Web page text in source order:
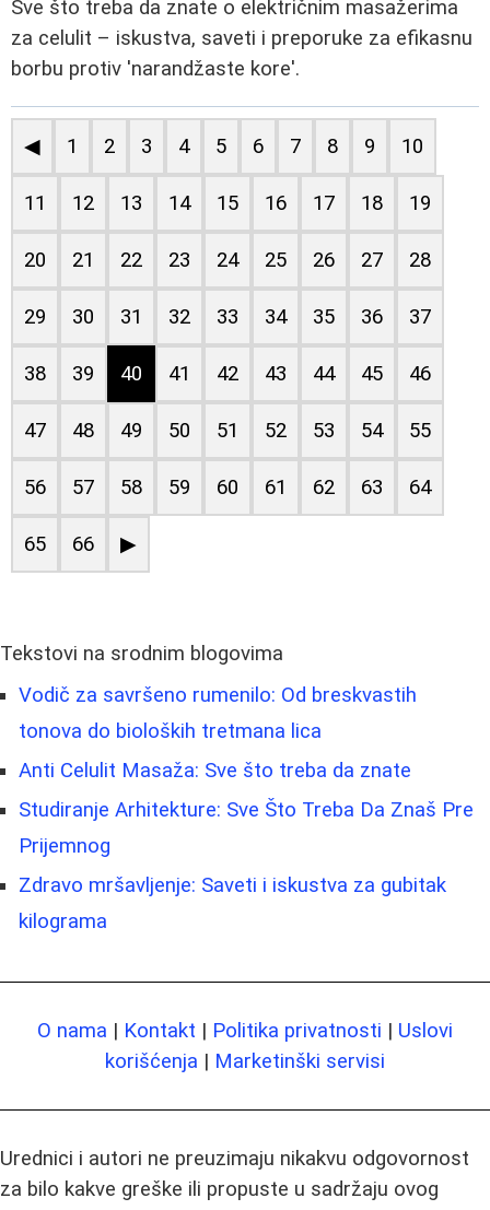
Sve što treba da znate o električnim masažerima
za celulit – iskustva, saveti i preporuke za efikasnu
borbu protiv 'narandžaste kore'.
◀ 1 2 3 4 5 6 7 8 9 10
11 12 13 14 15 16 17 18 19
20 21 22 23 24 25 26 27 28
29 30 31 32 33 34 35 36 37
38 39 40 41 42 43 44 45 46
47 48 49 50 51 52 53 54 55
56 57 58 59 60 61 62 63 64
65 66 ▶
Tekstovi na srodnim blogovima
Vodič za savršeno rumenilo: Od breskvastih
tonova do bioloških tretmana lica
Anti Celulit Masaža: Sve što treba da znate
Studiranje Arhitekture: Sve Što Treba Da Znaš Pre
Prijemnog
Zdravo mršavljenje: Saveti i iskustva za gubitak
kilograma
O nama | Kontakt | Politika privatnosti | Uslovi
korišćenja | Marketinški servisi
Urednici i autori ne preuzimaju nikakvu odgovornost
za bilo kakve greške ili propuste u sadržaju ovog